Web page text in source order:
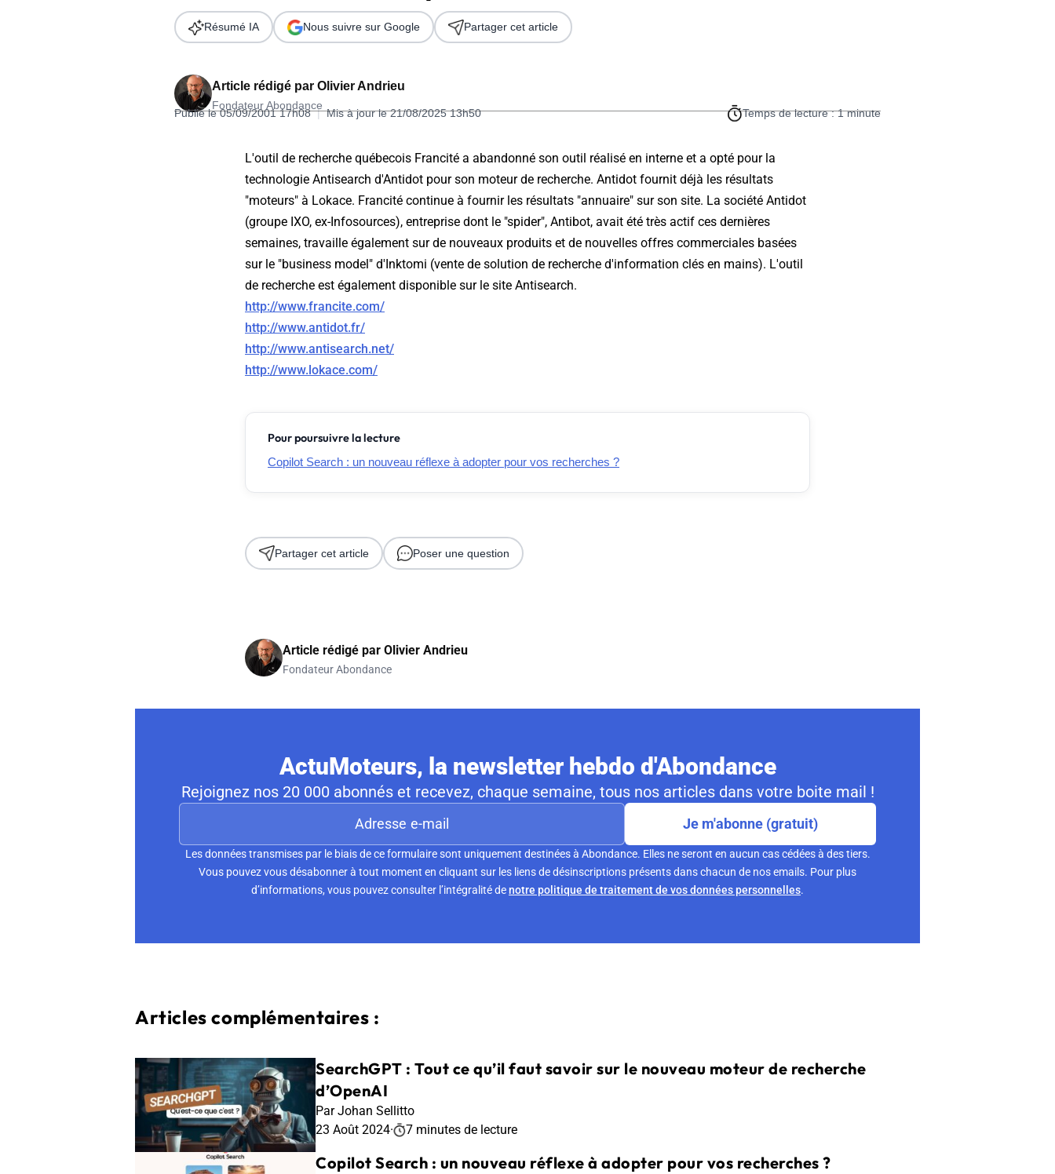
Télécharger l'Ebook
Formation SEO & GEO - Edition 2026
Article rédigé par Olivier Andrieu
Fondateur Abondance
Publié le 05/09/2001 17h08 | Mis à jour le 21/08/2025 13h50 Temps de lecture : 1 minute
Résumé IA Nous suivre sur Google Partager cet article
L'outil de recherche québecois Francité a abandonné son outil réalisé en interne et a opté pour la
technologie Antisearch d'Antidot pour son moteur de recherche. Antidot fournit déjà les résultats
"moteurs" à Lokace. Francité continue à fournir les résultats "annuaire" sur son site. La société Antidot
(groupe IXO, ex-Infosources), entreprise dont le "spider", Antibot, avait été très actif ces dernières
semaines, travaille également sur de nouveaux produits et de nouvelles offres commerciales basées
sur le "business model" d'Inktomi (vente de solution de recherche d'information clés en mains). L'outil
de recherche est également disponible sur le site Antisearch.
http://www.francite.com/
http://www.antidot.fr/
http://www.antisearch.net/
http://www.lokace.com/
Pour poursuivre la lecture
Copilot Search : un nouveau réflexe à adopter pour vos recherches ?
Partager cet article Poser une question
Article rédigé par Olivier Andrieu
Fondateur Abondance
ActuMoteurs, la newsletter hebdo d'Abondance
Rejoignez nos 20 000 abonnés et recevez, chaque semaine, tous nos articles dans votre boite mail !
Je m'abonne (gratuit)
Les données transmises par le biais de ce formulaire sont uniquement destinées à Abondance. Elles ne seront en aucun cas cédées à des tiers.
Vous pouvez vous désabonner à tout moment en cliquant sur les liens de désinscriptions présents dans chacun de nos emails. Pour plus
d’informations, vous pouvez consulter l’intégralité denotre politique de traitement de vos données personnelles.
Articles complémentaires :
SearchGPT : Tout ce qu’il faut savoir sur le nouveau moteur de recherche
d’OpenAI
Par Johan Sellitto
23 Août 2024· 7 minutes de lecture
Copilot Search : un nouveau réflexe à adopter pour vos recherches ?